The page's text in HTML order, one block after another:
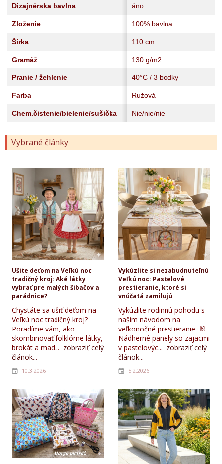
Dizajnérska bavlna áno
Zloženie 100% bavlna
Šírka 110 cm
Gramáž 130 g/m2
Pranie / žehlenie 40°C / 3 bodky
Farba Ružová
Chem.čistenie/bielenie/sušička Nie/nie/nie
Vybrané články
Ušite deťom na Veľkú noc
tradičný kroj: Aké látky
vybrať pre malých šibačov a
parádnice?
Chystáte sa ušiť deťom na
Veľkú noc tradičný kroj?
Poradíme vám, ako
skombinovať folklórne látky,
brokát a mad... zobraziť celý
článok...
10.3.2026
Vykúzlite si nezabudnuteľnú
Veľkú noc: Pastelové
prestieranie, ktoré si
vnúčatá zamilujú
Vykúzlite rodinnú pohodu s
naším návodom na
veľkonočné prestieranie. 🐰
Nádherné panely so zajacmi
v pastelovýc... zobraziť celý
článok...
5.2.2026